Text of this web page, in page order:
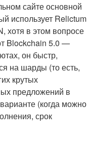
сайте основной
использует Relictum
хотя в этом вопросе
Blockchain 5.0 —
он быстр,
на шарды (то есть,
крутых
предложений в
(когда можно
срок